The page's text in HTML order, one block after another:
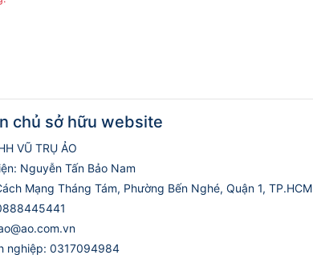
chủ sở hữu website
VŨ TRỤ ẢO
Nguyễn Tấn Bảo Nam
Mạng Tháng Tám, Phường Bến Nghé, Quận 1, TP.HCM
nghiệp: 0317094984